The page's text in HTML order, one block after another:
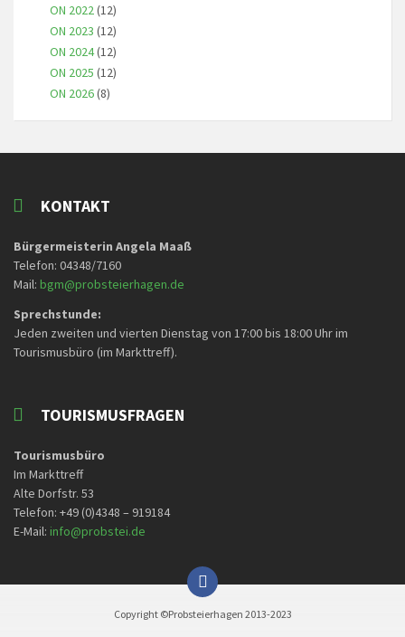
ON 2022(12)
ON 2023 (12)
ON 2024(12)
ON 2025 (12)
ON 2026(8)
KONTAKT
Bürgermeisterin Angela Maaß
Telefon: 04348/7160
Mail: bgm@probsteierhagen.de
Sprechstunde:
Jeden zweiten und vierten Dienstag von 17:00 bis 18:00 Uhr im
Tourismusbüro (im Markttreff).
TOURISMUSFRAGEN
Tourismusbüro
Im Markttreff
Alte Dorfstr. 53
Telefon: +49 (0)4348 – 919184
E-Mail: info@probstei.de
Copyright ©Probsteierhagen 2013-2023